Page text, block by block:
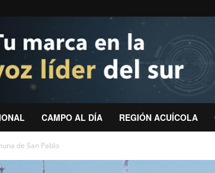
CAMPO AL DÍA REGIÓN ACUÍCOLA
de San Pablo